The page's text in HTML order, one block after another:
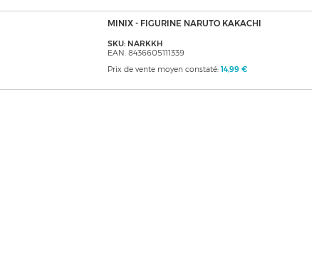
MINIX - FIGURINE NARUTO KAKACHI
SKU: NARKKH
EAN: 8436605111339
Prix de vente moyen constaté: 14,99 €